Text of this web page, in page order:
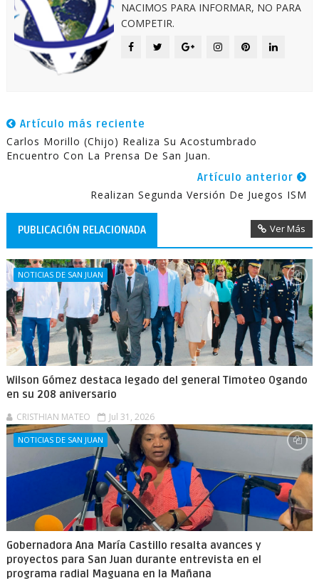
NACIMOS PARA INFORMAR, NO PARA
COMPETIR.
Artículo más reciente
Carlos Morillo (Chijo) Realiza Su Acostumbrado
Encuentro Con La Prensa De San Juan.
Artículo anterior
Realizan Segunda Versión De Juegos ISM
PUBLICACIÓN RELACIONADA Ver Más
NOTICIAS DE SAN JUAN
Wilson Gómez destaca legado del general Timoteo Ogando
en su 208 aniversario
CRISTHIAN MATEO Jul 31, 2026
NOTICIAS DE SAN JUAN
Gobernadora Ana María Castillo resalta avances y
proyectos para San Juan durante entrevista en el
programa radial Maguana en la Mañana